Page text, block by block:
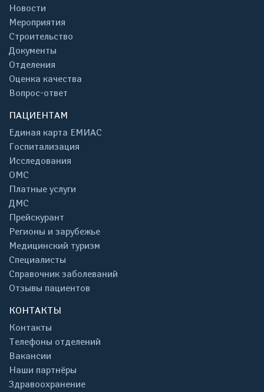
Новости
Мероприятия
Строительство
Документы
Отделения
Оценка качества
Вопрос-ответ
ПАЦИЕНТАМ
Единая карта ЕМИАС
Госпитализация
Исследования
ОМС
Платные услуги
ДМС
Прейскурант
Регионы и зарубежье
Медицинский туризм
Специалисты
Справочник заболеваний
Отзывы пациентов
КОНТАКТЫ
Контакты
Телефоны отделений
Вакансии
Наши партнёры
Здравоохранение